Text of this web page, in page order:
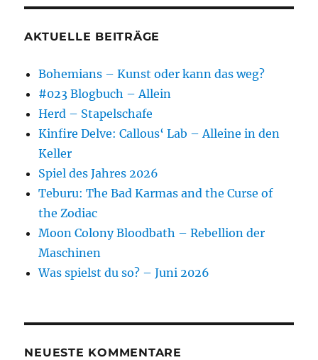
AKTUELLE BEITRÄGE
Bohemians – Kunst oder kann das weg?
#023 Blogbuch – Allein
Herd – Stapelschafe
Kinfire Delve: Callous‘ Lab – Alleine in den
Keller
Spiel des Jahres 2026
Teburu: The Bad Karmas and the Curse of
the Zodiac
Moon Colony Bloodbath – Rebellion der
Maschinen
Was spielst du so? – Juni 2026
NEUESTE KOMMENTARE